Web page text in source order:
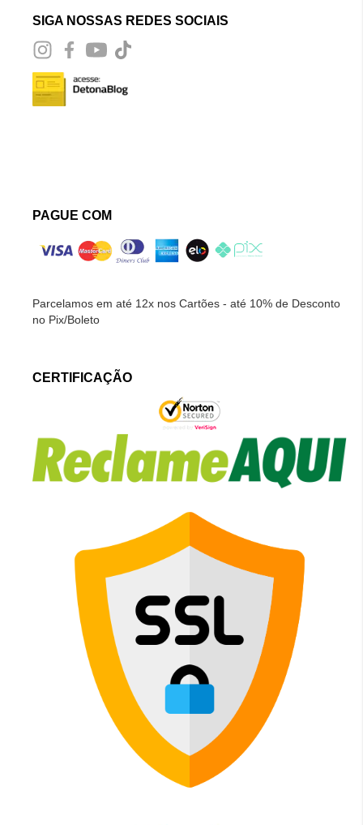
SIGA NOSSAS REDES SOCIAIS
PAGUE COM
Parcelamos em até 12x nos Cartões - até 10% de Desconto
no Pix/Boleto
CERTIFICAÇÃO